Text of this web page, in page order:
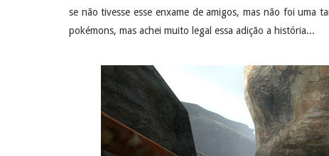
se não tivesse esse enxame de amigos, mas não foi
pokémons, mas achei muito legal essa adição a história...